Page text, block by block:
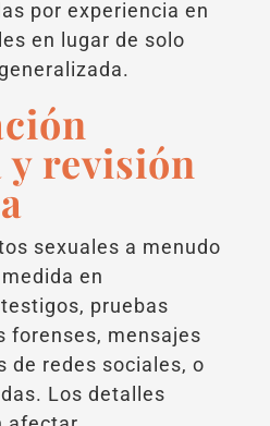
por experiencia en
en lugar de solo
y revisión
sexuales a menudo
en
pruebas
forenses, mensajes
de redes sociales, o
Los detalles